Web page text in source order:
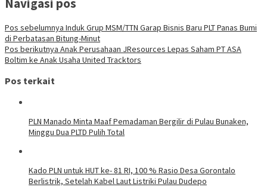
Navigasi pos
Pos sebelumnya Induk Grup MSM/TTN Garap Bisnis Baru PLT Panas Bumi
di Perbatasan Bitung-Minut
Pos berikutnya Anak Perusahaan JResources Lepas Saham PT ASA
Boltim ke Anak Usaha United Tracktors
Pos terkait
PLN Manado Minta Maaf Pemadaman Bergilir di Pulau Bunaken,
Minggu Dua PLTD Pulih Total
Kado PLN untuk HUT ke- 81 RI, 100 % Rasio Desa Gorontalo
Berlistrik, Setelah Kabel Laut Listriki Pulau Dudepo